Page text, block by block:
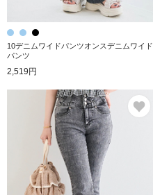
10デニムワイドパンツオンスデニムワイド
パンツ
2,519円